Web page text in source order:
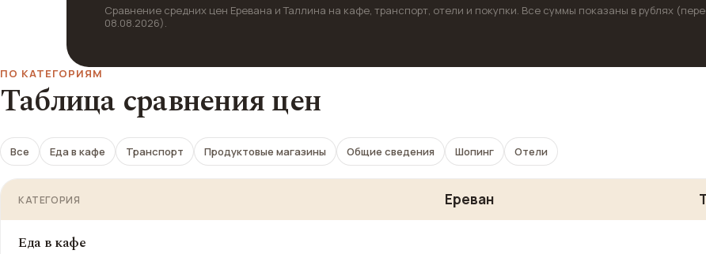
Сравнение средних цен Еревана и Таллина на кафе, транспорт, отели и покупки. Все суммы показаны в рублях
08.08.2026).
ПО КАТЕГОРИЯМ
Таблица сравнения цен
Все Еда в кафе Транспорт Продуктовые магазины Общие сведения Шопинг Отели
КАТЕГОРИЯ Ереван
Еда в кафе